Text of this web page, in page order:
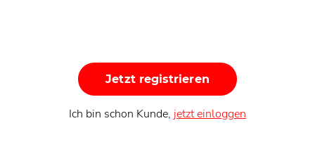
Jetzt registrieren
Ich bin schon Kunde, jetzt einloggen